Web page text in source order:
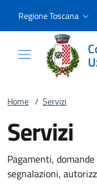
Regione Toscana
Home / Servizi
Servizi
Pagamenti,
segnalazioni,